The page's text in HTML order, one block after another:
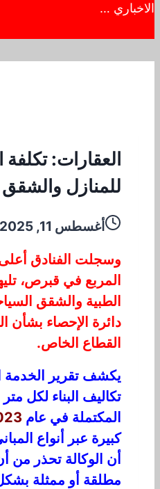
الاخباري …
العقارات: تكلفة
للمنازل والشقق
أغسطس 11, 2025 1:47 م
وسجلت الفنادق
المربع في قبرص،
الطبية والشقق
دائرة الإحصاء بشأن
القطاع الخاص.
يكشف تقرير الخدمة
تكاليف البناء لكل
المكتملة في عام
كبيرة عبر أنواع
أن الوكالة تحذر من
مطلقة أو ممثلة